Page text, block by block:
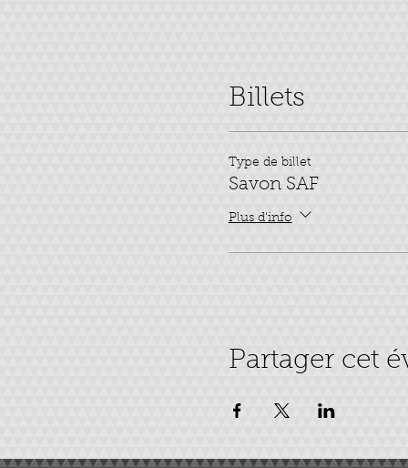
Billets
Type de billet
Savon SAF
Plus d'info
Partager cet